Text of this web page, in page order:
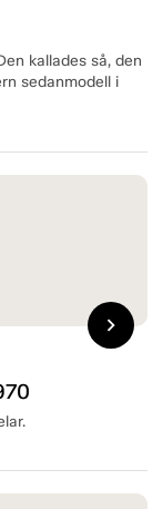
kallades så, den
sedanmodell i
chevron_right